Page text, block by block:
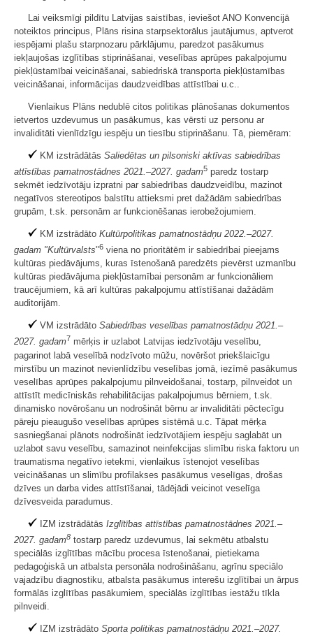
Lai veiksmīgi pildītu Latvijas saistības, ieviešot ANO Konvencijā
noteiktos principus, Plāns risina starpsektorālus jautājumus, aptverot
iespējami plašu starpnozaru pārklājumu, paredzot pasākumus
iekļaujošas izglītības stiprināšanai, veselības aprūpes pakalpojumu
piekļūstamībai veicināšanai, sabiedriskā transporta piekļūstamības
veicināšanai, informācijas daudzveidības attīstībai u.c..
Vienlaikus Plāns nedublē citos politikas plānošanas dokumentos
ietvertos uzdevumus un pasākumus, kas vērsti uz personu ar
invaliditāti vienlīdzīgu iespēju un tiesību stiprināšanu. Tā, piemēram:
KM izstrādātās Saliedētas un pilsoniski aktīvas sabiedrības
attīstības pamatnostādnes 2021.–2027. gadam5 paredz tostarp
sekmēt iedzīvotāju izpratni par sabiedrības daudzveidību, mazinot
negatīvos stereotipos balstītu attieksmi pret dažādām sabiedrības
grupām, t.sk. personām ar funkcionēšanas ierobežojumiem.
KM izstrādāto Kultūrpolitikas pamatnostādņu 2022.–2027.
gadam "Kultūrvalsts"6 viena no prioritātēm ir sabiedrībai pieejams
kultūras piedāvājums, kuras īstenošanā paredzēts pievērst uzmanību
kultūras piedāvājuma piekļūstamībai personām ar funkcionāliem
traucējumiem, kā arī kultūras pakalpojumu attīstīšanai dažādām
auditorijām.
VM izstrādāto Sabiedrības veselības pamatnostādņu 2021.–
2027. gadam7 mērķis ir uzlabot Latvijas iedzīvotāju veselību,
pagarinot labā veselībā nodzīvoto mūžu, novēršot priekšlaicīgu
mirstību un mazinot nevienlīdzību veselības jomā, iezīmē pasākumus
veselības aprūpes pakalpojumu pilnveidošanai, tostarp, pilnveidot un
attīstīt medicīniskās rehabilitācijas pakalpojumus bērniem, t.sk.
dinamisko novērošanu un nodrošināt bērnu ar invaliditāti pēctecīgu
pāreju pieaugušo veselības aprūpes sistēmā u.c. Tāpat mērķa
sasniegšanai plānots nodrošināt iedzīvotājiem iespēju saglabāt un
uzlabot savu veselību, samazinot neinfekcijas slimību riska faktoru un
traumatisma negatīvo ietekmi, vienlaikus īstenojot veselības
veicināšanas un slimību profilakses pasākumus veselīgas, drošas
dzīves un darba vides attīstīšanai, tādējādi veicinot veselīga
dzīvesveida paradumus.
IZM izstrādātās Izglītības attīstības pamatnostādnes 2021.–
2027. gadam8 tostarp paredz uzdevumus, lai sekmētu atbalstu
speciālās izglītības mācību procesa īstenošanai, pietiekama
pedagoģiskā un atbalsta personāla nodrošināšanu, agrīnu speciālo
vajadzību diagnostiku, atbalsta pasākumus interešu izglītībai un ārpus
formālās izglītības pasākumiem, speciālās izglītības iestāžu tīkla
pilnveidi.
IZM izstrādāto Sporta politikas pamatnostādņu 2021.–2027.